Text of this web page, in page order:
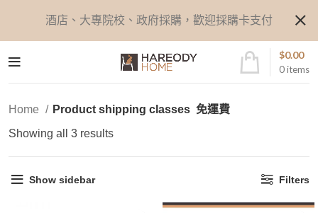
0items
$0.00
Home Product shipping classes 免運費
Showing all 3 results
Show sidebar Filters
酒店、大專院校、政府採購，歡迎採購卡支付